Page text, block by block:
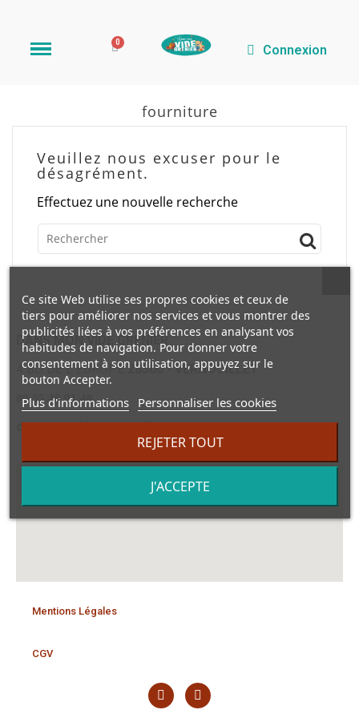
Ce site Web utilise ses propres cookies et ceux de
tiers pour améliorer nos services et vous montrer des
publicités liées à vos préférences en analysant vos
habitudes de navigation. Pour donner votre
consentement à son utilisation, appuyez sur le
bouton Accepter.
Plus d'informations Personnaliser les cookies
REJETER TOUT
J'ACCEPTE
Connexion
fourniture
Veuillez nous excuser pour le
désagrément.
Effectuez une nouvelle recherche
DANS MON VIDE GRENIER
4 BD DE L EUROPE28500 - VERNOUILLET
09.55.40.91.48
dansmonvidegrenier@gmail.com
Mentions Légales
CGV